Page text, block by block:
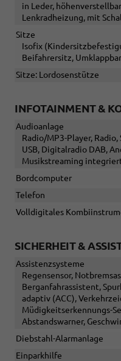
in Leder,
Lenkradheizung, mit
Sitze
Isofix
Beifahrersitz,
Sitze: Lordosenstütze
INFOTAINMENT &
Audioanlage
Radio/MP3-Player,
USB, Digitalradio DAB,
Musikstreaming
Bordcomputer
Telefon
Volldigitales
SICHERHEIT &
Assistenzsysteme
Regensensor,
Berganfahrassistent,
adaptiv (ACC),
Müdigkeitserkennungs-
Abstandswarner,
Diebstahl-Alarmanlage
Einparkhilfe